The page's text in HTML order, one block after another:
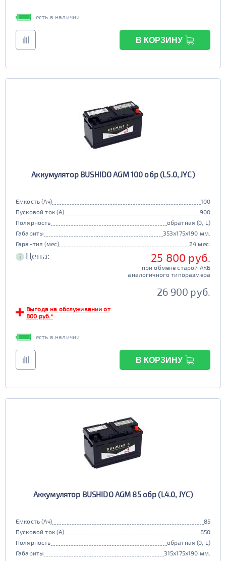
есть в наличии
В КОРЗИНУ
Аккумулятор BUSHIDO AGM 100 обр (L5.0, JYC)
Емкость (Ач)
100
Пусковой ток (А)
900
Полярность
обратная (0, L)
Габариты
353x175x190 мм.
Гарантия (мес)
24 мес.
i Цена: 25 800 руб.
при обмене старой АКБ
аналогичного типоразмера
26 900 руб.
Выгода на обслуживании от
800 руб.*
есть в наличии
В КОРЗИНУ
Аккумулятор BUSHIDO AGM 85 обр (L4.0, JYC)
Емкость (Ач)
85
Пусковой ток (А)
850
Полярность
обратная (0, L)
Габариты
315x175x190 мм.